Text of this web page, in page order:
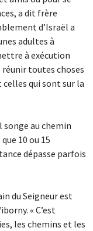
a dit frère
d’Israël a
adultes à
à exécution
toutes choses
celles qui sont sur la
songe au chemin
10 ou 15
dépasse parfois
du Seigneur est
« C’est
les chemins et les